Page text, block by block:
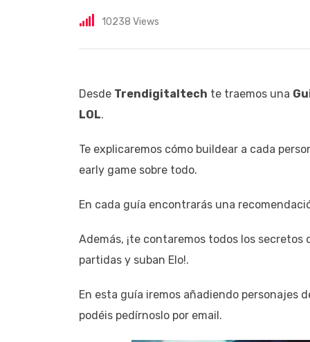
10238 Views
Desde Trendigitaltech te traemos una
LOL.
Te explicaremos cómo buildear a cada
early game sobre todo.
En cada guía encontrarás una
Además, ¡te contaremos todos los
partidas y suban Elo!.
En esta guía iremos añadiendo personajes
podéis pedírnoslo por email.